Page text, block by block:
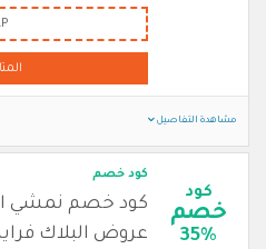
مشاهدة التفاصيل
كود
خصم
35%
كود خصم
كود خصم نمشي
عروض البلاك